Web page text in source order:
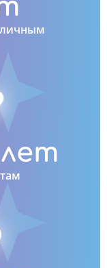
личным